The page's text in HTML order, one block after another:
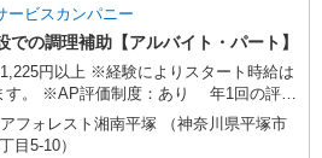
ビスカンパニー
での調理補助【アルバイト・パート】
上 ※経験によりスタート時給は
す。 ※AP評価制度：あり 年1回の評価
給を見直します。 ※アルバイト賞与（寸
り 年2回。勤続年数により金額UP。
フォレスト湘南平塚 （神奈川県平塚市
目5-10）